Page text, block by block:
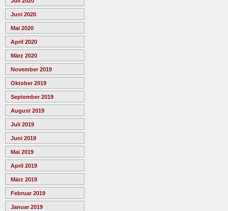
Juni 2020
Mai 2020
April 2020
März 2020
November 2019
Oktober 2019
September 2019
August 2019
Juli 2019
Juni 2019
Mai 2019
April 2019
März 2019
Februar 2019
Januar 2019